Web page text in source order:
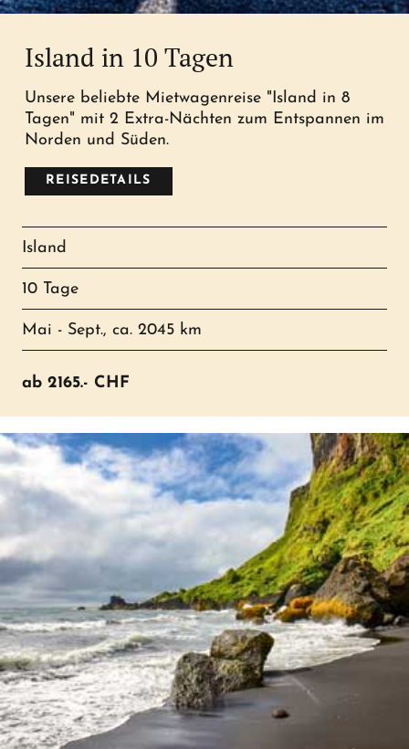
Island in 10 Tagen
Unsere beliebte Mietwagenreise "Island in 8
Tagen" mit 2 Extra-Nächten zum Entspannen im
Norden und Süden.
REISEDETAILS
Island
10 Tage
Mai - Sept., ca. 2045 km
ab 2165.- CHF